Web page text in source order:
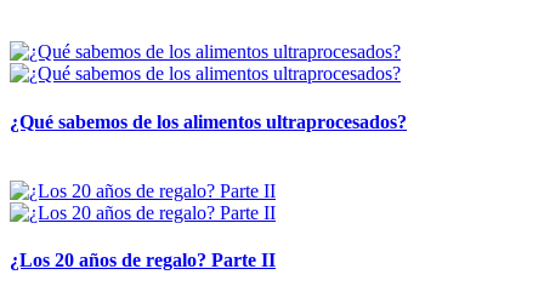
¿Qué sabemos de los alimentos ultraprocesados?
¿Los 20 años de regalo? Parte II